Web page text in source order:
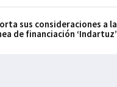
sus consideraciones a la
de financiación ‘Indartuz’